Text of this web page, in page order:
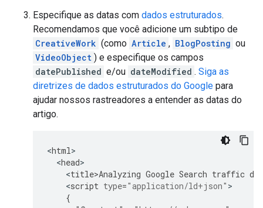
Especifique as datas com dados estruturados.
Recomendamos que você adicione um subtipo de
CreativeWork (como Article , BlogPosting ou
VideoObject ) e especifique os campos
datePublished e/ou dateModified . Siga as
diretrizes de dados estruturados do Google para
ajudar nossos rastreadores a entender as datas do
artigo.
<html
<head
<title>Analyzing Google Search traffic
<script type="application/ld+json"
{